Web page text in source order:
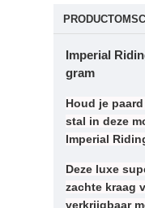
Imperial
gram
Houd je
stal in deze
Imperial
Deze luxe
zachte kraag
verkrijgbaar